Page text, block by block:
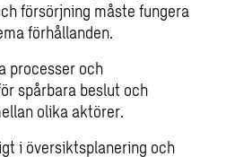
försörjning måste fungera
förhållanden.
processer och
spårbara beslut och
olika aktörer.
i översiktsplanering och